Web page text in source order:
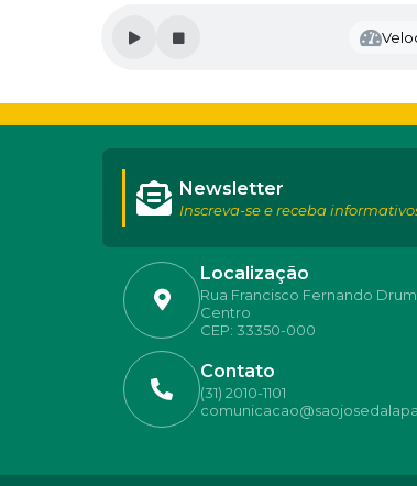
Localização
Rua Francisco Fernando
Centro
CEP: 33350-000
Contato
(31) 2010-1101
Newsletter
Inscreva-se e receba